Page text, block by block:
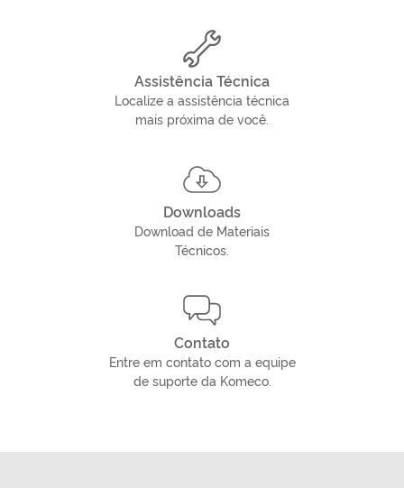
Assistência Técnica
Localize a assistência técnica
mais próxima de você.
Downloads
Download de Materiais
Técnicos.
Contato
Entre em contato com a equipe
de suporte da Komeco.